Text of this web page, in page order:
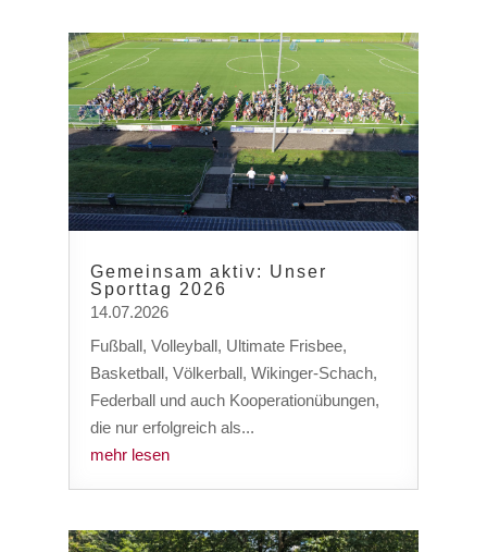
Gemeinsam aktiv: Unser
Sporttag 2026
14.07.2026
Fußball, Volleyball, Ultimate Frisbee,
Basketball, Völkerball, Wikinger-Schach,
Federball und auch Kooperationübungen,
die nur erfolgreich als...
mehr lesen